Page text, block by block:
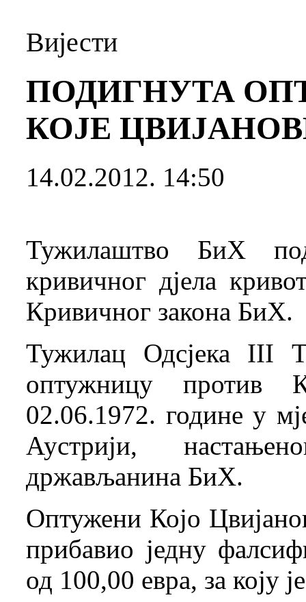
Вијести
ПОДИГНУТА
КОЈЕ
14.02.2012. 14:50
Тужилаштво БиХ
кривичног дјела
Кривичног закона БиХ.
Тужилац Одсјека III
оптужницу против
02.06.1972. године у
Аустрији,
држављанина БиХ.
Оптужени Којо
прибавио једну
од 100,00 евра, за коју